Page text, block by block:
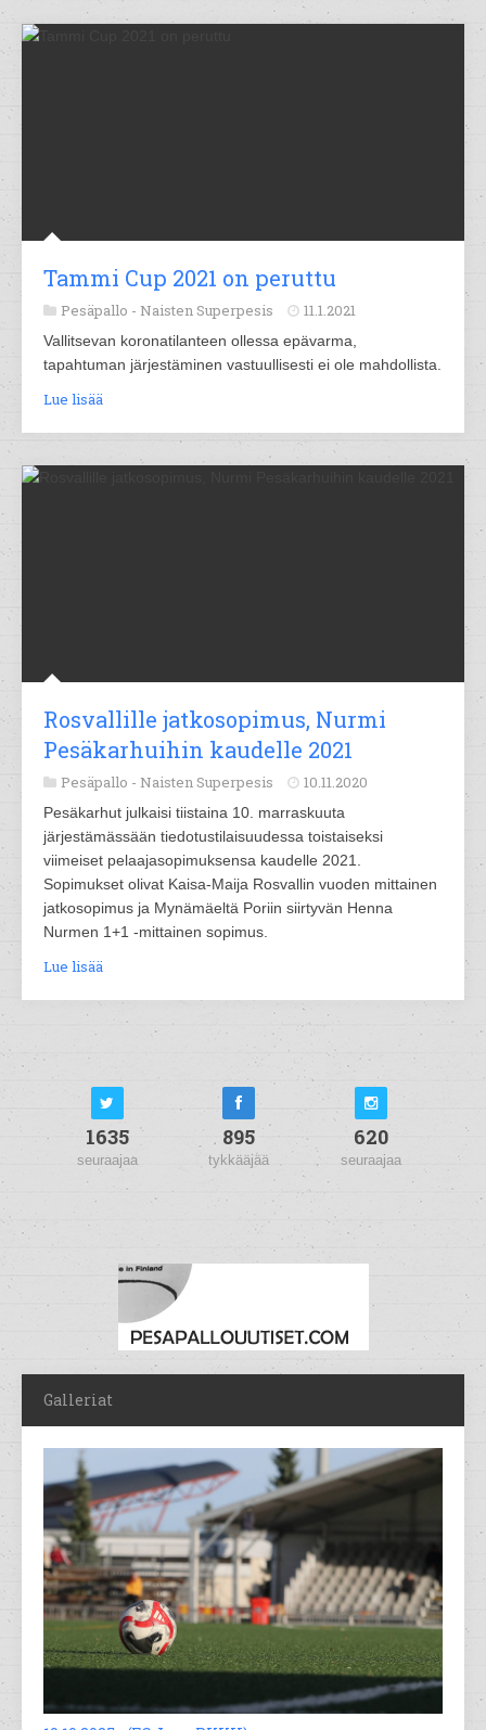
Tammi Cup 2021 on peruttu
Pesäpallo - Naisten Superpesis 11.1.2021
Vallitsevan koronatilanteen ollessa epävarma,
tapahtuman järjestäminen vastuullisesti ei ole mahdollista.
Lue lisää
Rosvallille jatkosopimus, Nurmi
Pesäkarhuihin kaudelle 2021
Pesäpallo - Naisten Superpesis 10.11.2020
Pesäkarhut julkaisi tiistaina 10. marraskuuta
järjestämässään tiedotustilaisuudessa toistaiseksi
viimeiset pelaajasopimuksensa kaudelle 2021.
Sopimukset olivat Kaisa-Maija Rosvallin vuoden mittainen
jatkosopimus ja Mynämäeltä Poriin siirtyvän Henna
Nurmen 1+1 -mittainen sopimus.
Lue lisää
1635
seuraajaa
895
tykkääjää
620
seuraajaa
Galleriat